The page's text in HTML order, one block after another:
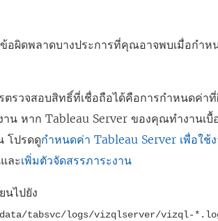
ผิดพลาดบางประการที่คุณอาจพบเมื่อกำห
รวจสอบสิทธิ์ที่เชื่อถือได้คือการกำหนดค่า
น หาก Tableau Server ของคุณทำงานเบื้
โปรดดูกำหนดค่า Tableau Server เพื่อใช้
และเพิ่มตัวจัดสรรภาระงาน
นไปยัง
tabsvc/logs/vizqlserver/vizql-